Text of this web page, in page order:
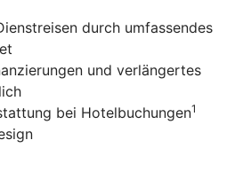
durch umfassendes
und verlängertes
bei Hotelbuchungen1